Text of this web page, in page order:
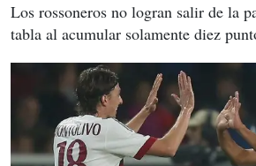
Los rossoneros no logran salir de la
tabla al acumular solamente diez